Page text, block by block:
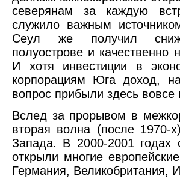
северянам за каждую
служило важным
Сеул же получил
полуострове и качественно
И хотя инвестиции в
корпорациям Юга доход,
вопрос прибыли здесь
Вслед за прорывом в
вторая волна (после 1970-
Запада. В 2000-2001 годах
открыли многие
Германия, Великобритания,